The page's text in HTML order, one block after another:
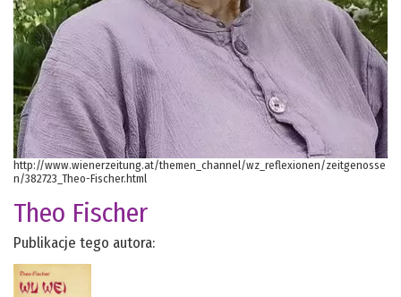
http://www.wienerzeitung.at/themen_channel/wz_reflexionen/zeitgenosse
n/382723_Theo-Fischer.html
Theo Fischer
Publikacje tego autora: